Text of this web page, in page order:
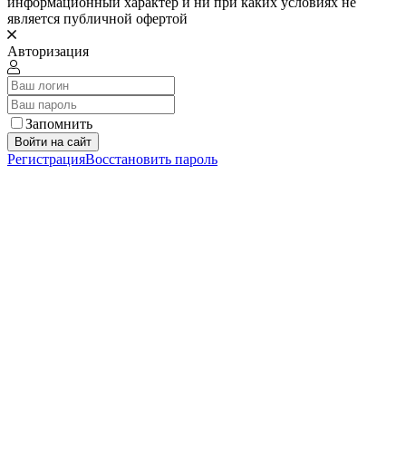
является публичной офертой
Авторизация
Запомнить
Войти на сайт
РегистрацияВосстановить пароль